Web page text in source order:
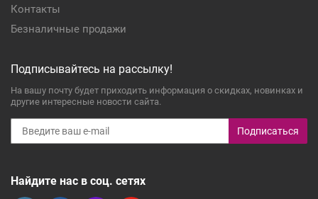
Контакты
Безналичные продажи
Подписывайтесь на рассылку!
На вашу почту будет приходить информация о скидках, новинках и
другие интересные новости сайта.
Подписаться
Найдите нас в соц. сетях